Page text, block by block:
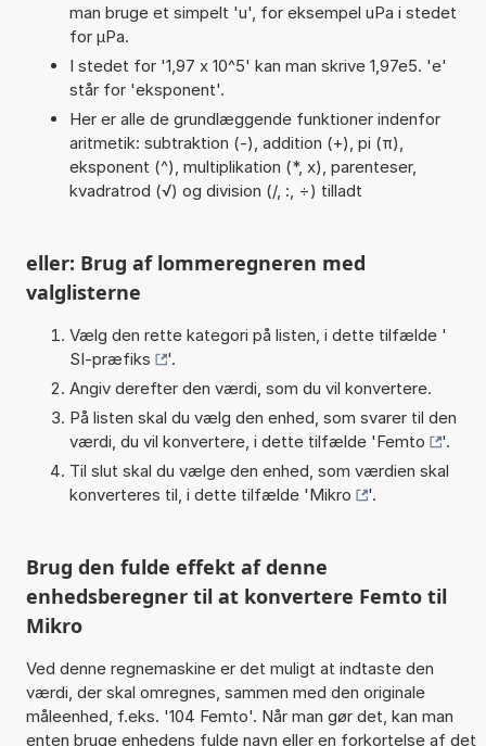
man bruge et simpelt 'u', for eksempel uPa i stedet
for µPa.
I stedet for '1,97 x 10^5' kan man skrive 1,97e5. 'e'
står for 'eksponent'.
Her er alle de grundlæggende funktioner indenfor
aritmetik: subtraktion (-), addition (+), pi (π),
eksponent (^), multiplikation (*, x), parenteser,
kvadratrod (√) og division (/, :, ÷) tilladt
eller: Brug af lommeregneren med
valglisterne
Vælg den rette kategori på listen, i dette tilfælde '
SI-præfiks
'.
Angiv derefter den værdi, som du vil konvertere.
På listen skal du vælg den enhed, som svarer til den
værdi, du vil konvertere, i dette tilfælde 'Femto
'.
Til slut skal du vælge den enhed, som værdien skal
konverteres til, i dette tilfælde 'Mikro '.
Brug den fulde effekt af denne
enhedsberegner til at konvertere Femto til
Mikro
Ved denne regnemaskine er det muligt at indtaste den
værdi, der skal omregnes, sammen med den originale
måleenhed, f.eks. '104 Femto'. Når man gør det, kan man
enten bruge enhedens fulde navn eller en forkortelse af det